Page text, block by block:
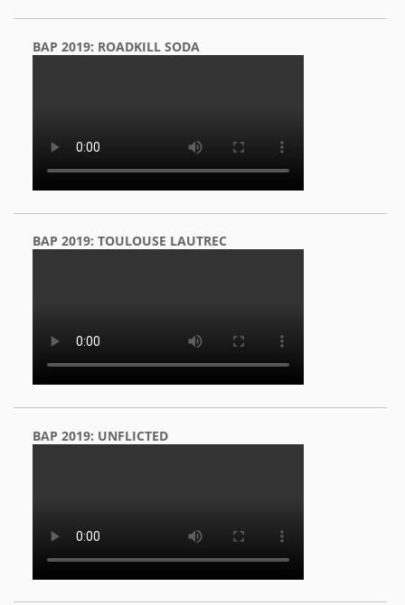
BAP 2019: ROADKILL SODA
BAP 2019: TOULOUSE LAUTREC
BAP 2019: UNFLICTED